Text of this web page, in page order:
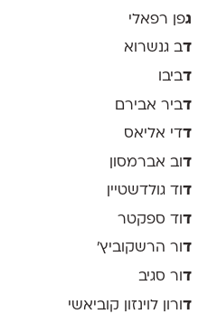
גפן רפאלי
דב גנשרוא
דביבו
דביר אבירם
דדי אליאס
דוב אברמסון
דוד גולדשטיין
דוד ספקטר
דור הרשקוביץ׳
דור סגיב
דורון לוינזון קוביאשי